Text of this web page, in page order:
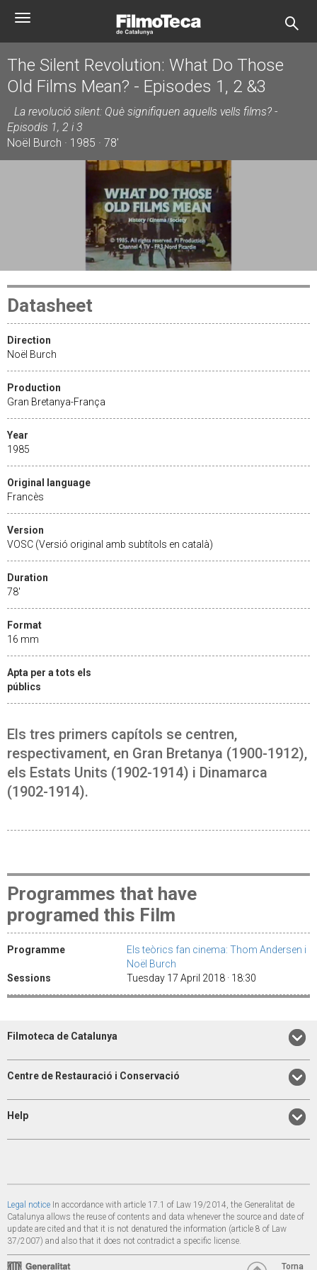
Toggle
The Silent Revolution: What Do Those
Old Films Mean? - Episodes 1, 2 &3
La revolució silent: Què signifiquen aquells vells films? -
Episodis 1, 2 i 3
Noël Burch · 1985 · 78'
Datasheet
Direction
Noël Burch
Production
Gran Bretanya-França
Year
1985
Original language
Francès
Version
VOSC (Versió original amb subtítols en català)
Duration
78'
Format
16 mm
Apta per a tots els
públics
Els tres primers capítols se centren,
respectivament, en Gran Bretanya (1900-1912),
els Estats Units (1902-1914) i Dinamarca
(1902-1914).
Programmes that have
programed this Film
Programme
Els teòrics fan cinema: Thom Andersen i
Noël Burch
Sessions
Tuesday 17 April 2018 · 18:30
Filmoteca de Catalunya
Centre de Restauració i Conservació
Help
Legal notice In accordance with article 17.1 of Law 19/2014, the Generalitat de
Catalunya allows the reuse of contents and data whenever the source and date of
update are cited and that it is not denatured the information (article 8 of Law
37/2007) and also that it does not contradict a specific license.
Torna